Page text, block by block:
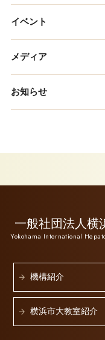
イベント
メディア
お知らせ
一般社団法人横
Yokohama International
機構紹介
横浜市大教室紹介